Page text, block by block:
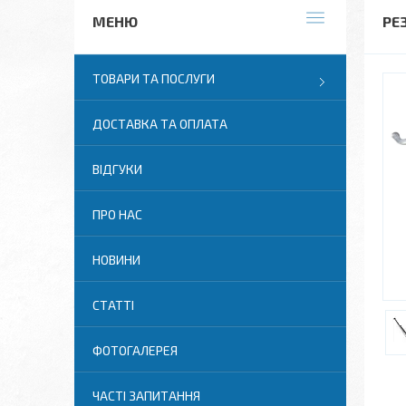
ТОВАРИ ТА ПОСЛУГИ
ДОСТАВКА ТА ОПЛАТА
ВІДГУКИ
ПРО НАС
НОВИНИ
СТАТТІ
ФОТОГАЛЕРЕЯ
ЧАСТІ ЗАПИТАННЯ